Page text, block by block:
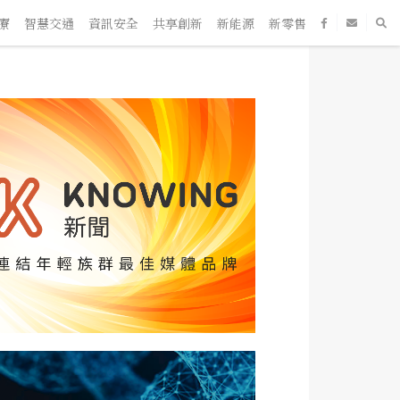
智慧交通 資訊安全 共享創新 新能源 新零售 SaaS 新創企業